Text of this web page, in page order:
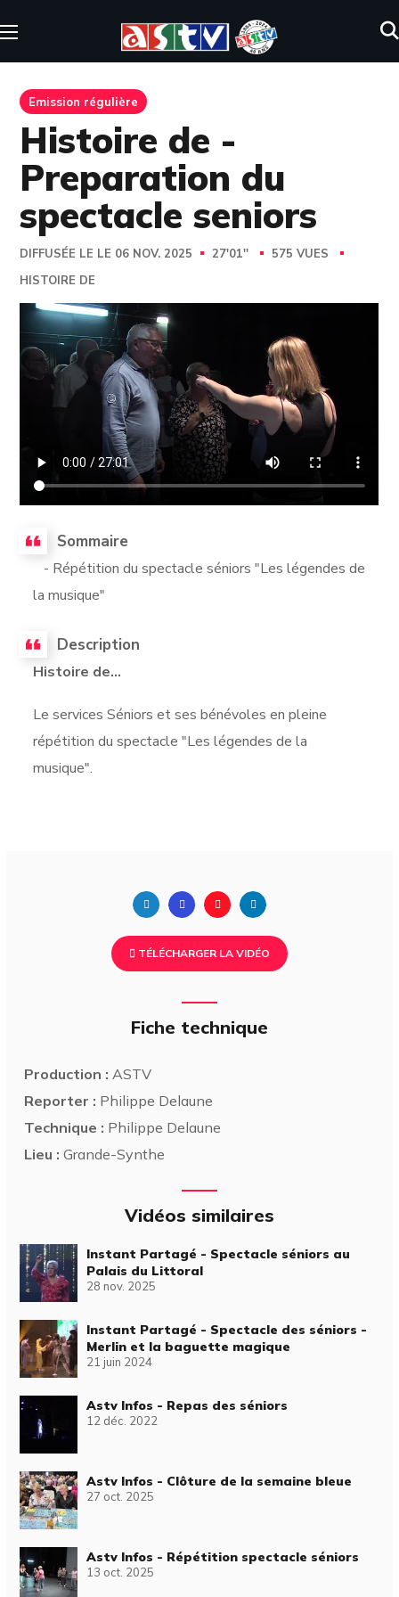
Emission régulière
Histoire de -
Preparation du
spectacle seniors
DIFFUSÉE LE LE 06 NOV. 2025 27'01''
575 VUES
HISTOIRE DE
Sommaire
- Répétition du spectacle séniors "Les légendes de
la musique"
Description
Histoire de...
Le services Séniors et ses bénévoles en pleine
répétition du spectacle "Les légendes de la
musique".
TÉLÉCHARGER LA VIDÉO
Fiche technique
Production : ASTV
Reporter : Philippe Delaune
Technique : Philippe Delaune
Lieu : Grande-Synthe
Vidéos similaires
Instant Partagé - Spectacle séniors au
Palais du Littoral
28 nov. 2025
Instant Partagé - Spectacle des séniors -
Merlin et la baguette magique
21 juin 2024
Astv Infos - Repas des séniors
12 déc. 2022
Astv Infos - Clôture de la semaine bleue
27 oct. 2025
Astv Infos - Répétition spectacle séniors
13 oct. 2025